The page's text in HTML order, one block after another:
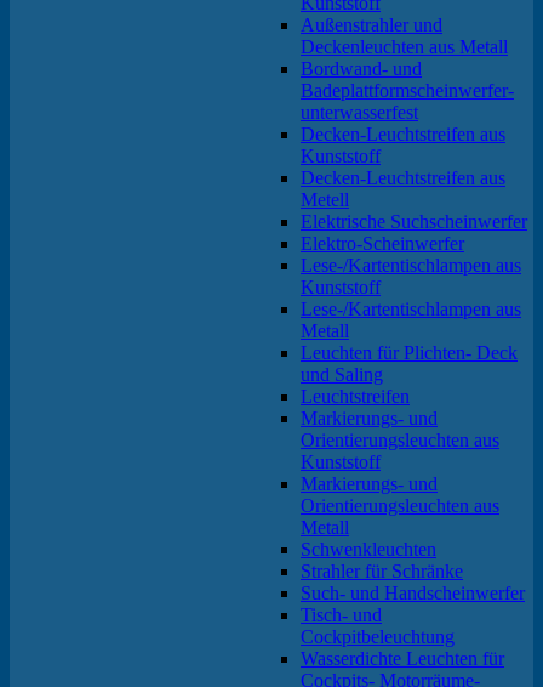
Außenstrahler und
Deckenleuchten aus Metall
Bordwand- und
Badeplattformscheinwerfer-
unterwasserfest
Decken-Leuchtstreifen aus
Kunststoff
Decken-Leuchtstreifen aus
Metell
Elektrische Suchscheinwerfer
Elektro-Scheinwerfer
Lese-/Kartentischlampen aus
Kunststoff
Lese-/Kartentischlampen aus
Metall
Leuchten für Plichten- Deck
und Saling
Leuchtstreifen
Markierungs- und
Orientierungsleuchten aus
Kunststoff
Markierungs- und
Orientierungsleuchten aus
Metall
Schwenkleuchten
Strahler für Schränke
Such- und Handscheinwerfer
Tisch- und
Cockpitbeleuchtung
Wasserdichte Leuchten für
Cockpits- Motorräume-